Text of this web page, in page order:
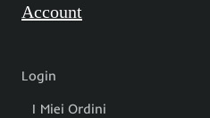
Account
Login
I Miei Ordini